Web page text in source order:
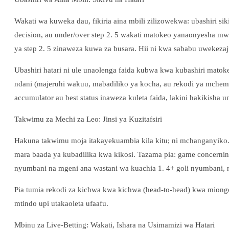
Wakati wa kuweka dau, fikiria aina mbili zilizowekwa: ubashiri
decision, au under/over step 2. 5 wakati matokeo yanaonyesha
ya step 2. 5 zinaweza kuwa za busara. Hii ni kwa sababu
Ubashiri hatari ni ule unaolenga faida kubwa kwa kubashiri
ndani (majeruhi wakuu, mabadiliko ya kocha, au rekodi ya
accumulator au best status inaweza kuleta faida, lakini hakikisha
Takwimu za Mechi za Leo: Jinsi ya Kuzitafsiri
Hakuna takwimu moja itakayekuambia kila kitu; ni
mara baada ya kubadilika kwa kikosi. Tazama pia: game
nyumbani na mgeni ana wastani wa kuachia 1. 4+ goli nyumbani,
Pia tumia rekodi za kichwa kwa kichwa (head-to-head) kwa
mtindo upi utakaoleta ufaafu.
Mbinu za Live-Betting: Wakati, Ishara na Usimamizi wa Hatari